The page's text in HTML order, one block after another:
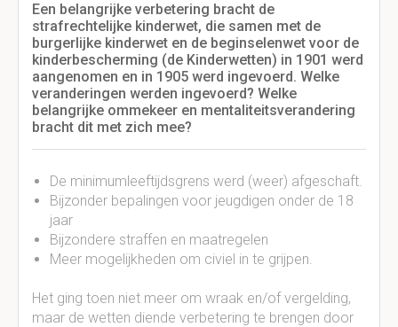
Een belangrijke verbetering bracht de
strafrechtelijke kinderwet, die samen met de
burgerlijke kinderwet en de beginselenwet voor de
kinderbescherming (de Kinderwetten) in 1901 werd
aangenomen en in 1905 werd ingevoerd. Welke
veranderingen werden ingevoerd? Welke
belangrijke ommekeer en mentaliteitsverandering
bracht dit met zich mee?
De minimumleeftijdsgrens werd (weer) afgeschaft.
Bijzonder bepalingen voor jeugdigen onder de 18
jaar
Bijzondere straffen en maatregelen
Meer mogelijkheden om civiel in te grijpen.
Het ging toen niet meer om wraak en/of vergelding,
maar de wetten diende verbetering te brengen door